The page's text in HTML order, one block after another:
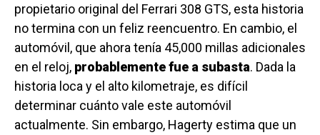
propietario original del Ferrari 308 GTS, esta historia
no termina con un feliz reencuentro. En cambio, el
automóvil, que ahora tenía 45,000 millas adicionales
en el reloj, probablemente fue a subasta. Dada la
historia loca y el alto kilometraje, es difícil
determinar cuánto vale este automóvil
actualmente. Sin embargo, Hagerty estima que un